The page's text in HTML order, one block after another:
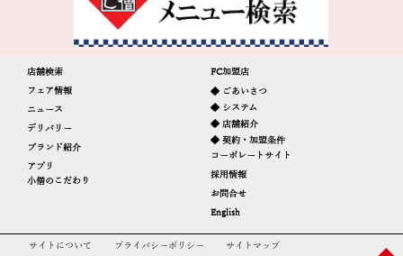
店舗検索
フェア情報
ニュース
デリバリー
ブランド紹介
アプリ
小僧のこだわり
FC加盟店
◆ ごあいさつ
◆ システム
◆ 店舗紹介
◆ 契約・加盟条件
コーポレートサイト
採用情報
お問合せ
English
サイトについて プライバシーポリシー サイトマップ